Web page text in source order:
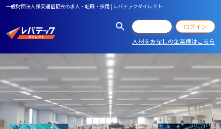
一般財団法人保安通信協会の求人・転職・採用 | レバテックダイレクト
ログイン
人材をお探しの企業様はこちら